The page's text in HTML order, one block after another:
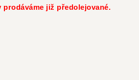
již předolejované.